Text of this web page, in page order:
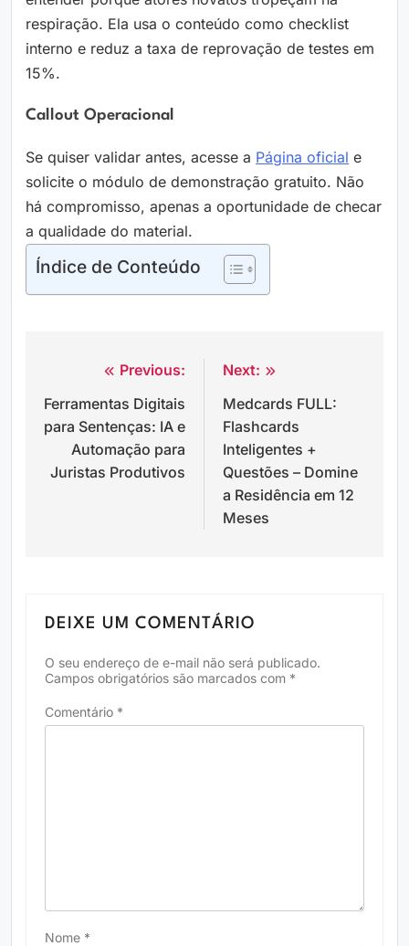
respiração. Ela usa o conteúdo como checklist
interno e reduz a taxa de reprovação de testes em
15%.
Callout Operacional
Se quiser validar antes, acesse a Página oficial e
solicite o módulo de demonstração gratuito. Não
há compromisso, apenas a oportunidade de checar
a qualidade do material.
Índice de Conteúdo
Navegação
de
Post
Previous:
Ferramentas Digitais
para Sentenças: IA e
Automação para
Juristas Produtivos
Next:
Medcards FULL:
Flashcards
Inteligentes +
Questões – Domine
a Residência em 12
Meses
DEIXE UM COMENTÁRIO
O seu endereço de e-mail não será publicado.
Campos obrigatórios são marcados com *
Comentário *
Nome *